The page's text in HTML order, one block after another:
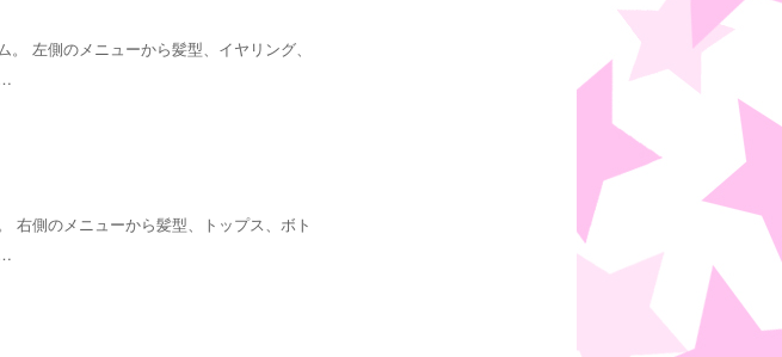
左側のメニューから髪型、イヤリング、
右側のメニューから髪型、トップス、ボト